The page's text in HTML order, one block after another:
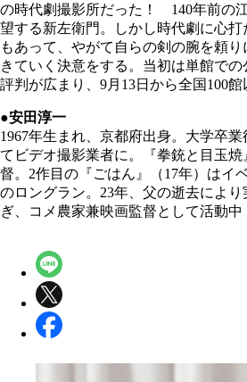
の時代劇撮影所だった！ 140年前の
望する新左衛門。しかし時代劇に心
もあって、やがて自らの剣の腕を頼
きていく決意をする。当初は単館で
評判が広まり、9月13日から全国100
●安田淳一
1967年生まれ、京都府出身。大学卒
てビデオ撮影業者に。『拳銃と目玉焼
督。2作目の『ごはん』（17年）はイ
のロングラン。23年、父の逝去によ
ぎ、コメ農家兼映画監督として活動中